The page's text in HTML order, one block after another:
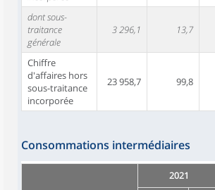
dont sous-
traitance
générale
3 296,1 13,7
Chiffre
d'affaires hors
sous-traitance
incorporée
23 958,7 99,8
Consommations intermédiaires
2021